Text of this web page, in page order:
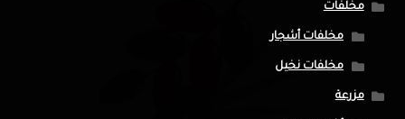
مخلفات
مخلفات أشجار
مخلفات نخيل
مزرعة